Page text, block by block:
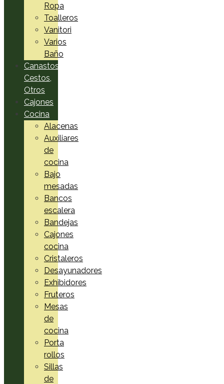
Ropa
Toalleros
Vanitori
Varios
Baño
Canastos,
Cestos,
Otros
Cajones
Cocina
Alacenas
Auxiliares
de
cocina
Bajo
mesadas
Bancos
escalera
Bandejas
Cajones
cocina
Cristaleros
Desayunadores
Exhibidores
Fruteros
Mesas
de
cocina
Porta
rollos
Sillas
de